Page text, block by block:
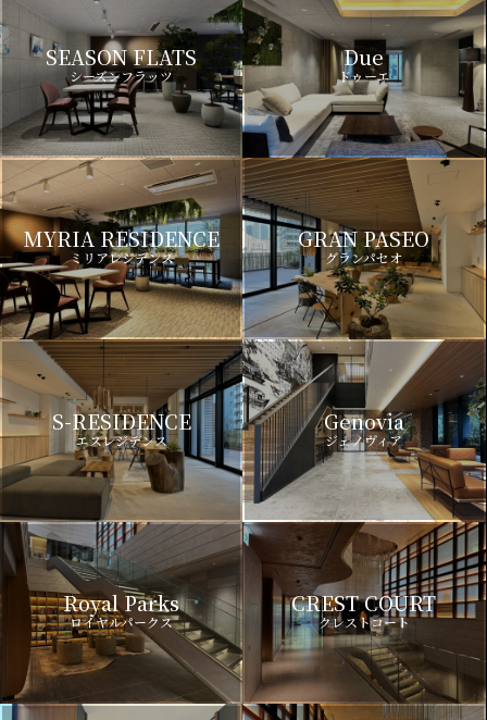
SEASON FLATS
シーズンフラッツ
Due
ドゥーエ
MYRIA RESIDENCE
ミリアレジデンス
GRAN PASEO
グランパセオ
S-RESIDENCE
エスレジデンス
Genovia
ジェノヴィア
Royal Parks
ロイヤルパークス
CREST COURT
クレストコート